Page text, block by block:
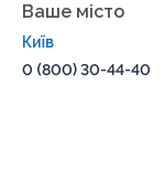
Ваше місто
Київ
0 (800) 30-44-40